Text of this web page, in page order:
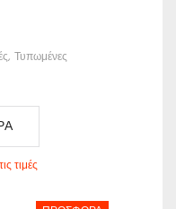
Τυπωμένες
τιμές